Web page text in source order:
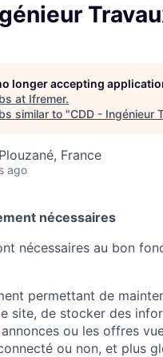
longer accepting
at Ifremer.
similar to "CDD - Ingénieur
France
ago
nécessaires
nécessaires au bon
permettant de
site, de stocker des
ou les offres
ou non, et plus